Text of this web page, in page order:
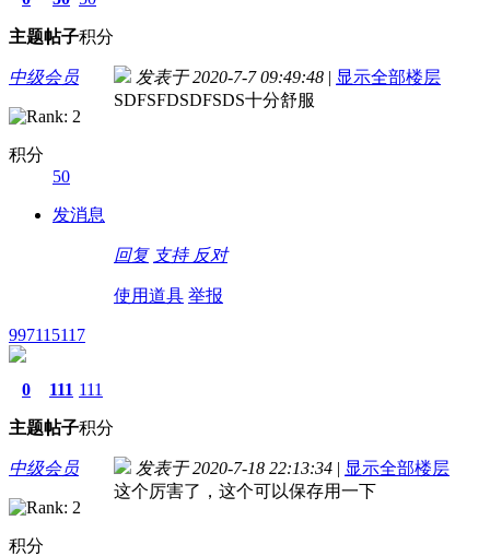
主题帖子积分
中级会员
积分
50
发消息
发表于 2020-7-7 09:49:48 | 显示全部楼层
SDFSFDSDFSDS十分舒服
回复 支持 反对
使用道具 举报
997115117
0
主题
111
帖子
111
积分
中级会员
积分
发表于 2020-7-18 22:13:34 | 显示全部楼层
这个厉害了，这个可以保存用一下